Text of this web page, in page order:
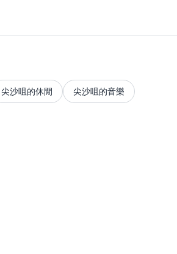
尖沙咀的休閒 尖沙咀的音樂